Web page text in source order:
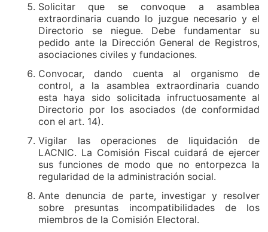
Solicitar que se convoque a asamblea
extraordinaria cuando lo juzgue necesario y el
Directorio se niegue. Debe fundamentar su
pedido ante la Dirección General de Registros,
asociaciones civiles y fundaciones.
Convocar, dando cuenta al organismo de
control, a la asamblea extraordinaria cuando
esta haya sido solicitada infructuosamente al
Directorio por los asociados (de conformidad
con el art. 14).
Vigilar las operaciones de liquidación de
LACNIC. La Comisión Fiscal cuidará de ejercer
sus funciones de modo que no entorpezca la
regularidad de la administración social.
Ante denuncia de parte, investigar y resolver
sobre presuntas incompatibilidades de los
miembros de la Comisión Electoral.